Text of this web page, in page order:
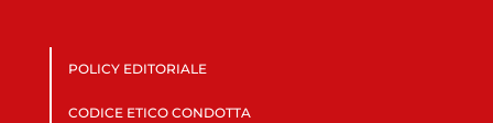
POLICY EDITORIALE
CODICE ETICO CONDOTTA